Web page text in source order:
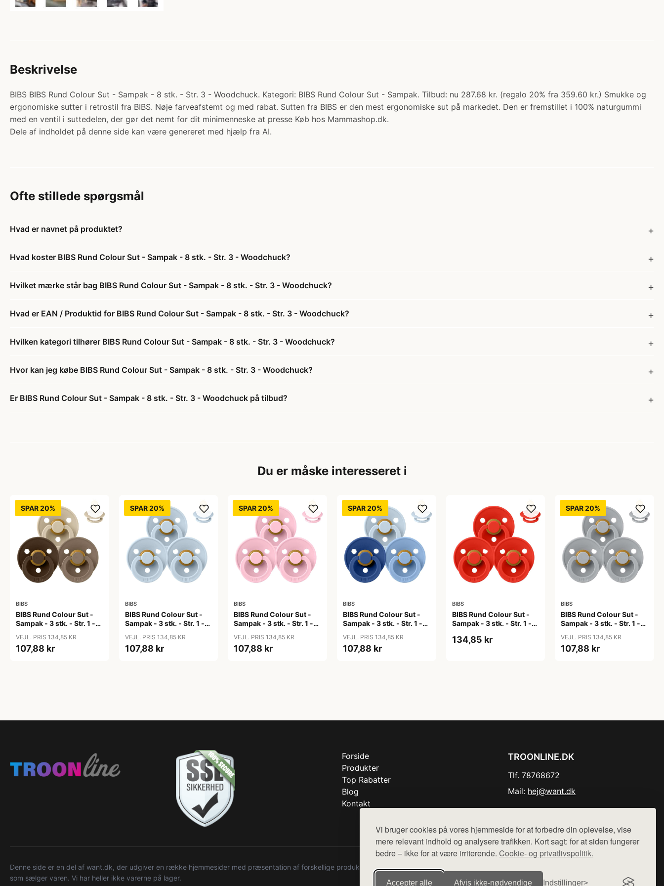
Vi bruger cookies på vores hjemmeside for at forbedre din oplevelse, vise
mere relevant indhold og analysere trafikken. Kort sagt: for at siden fungerer
bedre – ikke for at være irriterende. Cookie- og privatlivspolitik.
Accepter alle Afvis ikke‑nødvendige Indstillinger
Beskrivelse
BIBS BIBS Rund Colour Sut - Sampak - 8 stk. - Str. 3 - Woodchuck. Kategori: BIBS Rund Colour Sut - Sampak. Tilbud: nu 287.68 kr. (regalo 20% fra 359.60 kr.) Smukke og
ergonomiske sutter i retrostil fra BIBS. Nøje farveafstemt og med rabat. Sutten fra BIBS er den mest ergonomiske sut på markedet. Den er fremstillet i 100% naturgummi
med en ventil i suttedelen, der gør det nemt for dit minimenneske at presse Køb hos Mammashop.dk.
Dele af indholdet på denne side kan være genereret med hjælp fra AI.
Ofte stillede spørgsmål
Hvad er navnet på produktet?
Hvad koster BIBS Rund Colour Sut - Sampak - 8 stk. - Str. 3 - Woodchuck?
Hvilket mærke står bag BIBS Rund Colour Sut - Sampak - 8 stk. - Str. 3 - Woodchuck?
Hvad er EAN / Produktid for BIBS Rund Colour Sut - Sampak - 8 stk. - Str. 3 - Woodchuck?
Hvilken kategori tilhører BIBS Rund Colour Sut - Sampak - 8 stk. - Str. 3 - Woodchuck?
Hvor kan jeg købe BIBS Rund Colour Sut - Sampak - 8 stk. - Str. 3 - Woodchuck?
Er BIBS Rund Colour Sut - Sampak - 8 stk. - Str. 3 - Woodchuck på tilbud?
Du er måske interesseret i
SPAR 20%
BIBS
BIBS Rund Colour Sut -
Sampak - 3 stk. - Str. 1 -
VEJL. PRIS 134,85 KR
107,88 kr
SPAR 20%
BIBS
BIBS Rund Colour Sut -
Sampak - 3 stk. - Str. 1 -
VEJL. PRIS 134,85 KR
107,88 kr
SPAR 20%
BIBS
BIBS Rund Colour Sut -
Sampak - 3 stk. - Str. 1 -
VEJL. PRIS 134,85 KR
107,88 kr
SPAR 20%
BIBS
BIBS Rund Colour Sut -
Sampak - 3 stk. - Str. 1 -
VEJL. PRIS 134,85 KR
107,88 kr
BIBS
BIBS Rund Colour Sut -
Sampak - 3 stk. - Str. 1 -
134,85 kr
SPAR 20%
BIBS
BIBS Rund Colour Sut -
Sampak - 3 stk. - Str. 1 -
VEJL. PRIS 134,85 KR
107,88 kr
Forside
Produkter
Top Rabatter
Blog
Kontakt
TROONLINE.DK
Tlf. 78768672
Mail: hej@want.dk
Denne side er en del af want.dk, der udgiver en række hjemmesider med præsentation af forskellige produkter fra diverse webshops. Der sælges ikke varer fra denne side - vi henviser til de shops,
som sælger varen. Vi har heller ikke varerne på lager.